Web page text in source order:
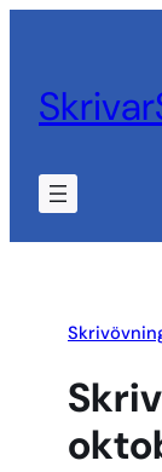
innehåll